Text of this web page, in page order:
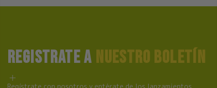
REGISTRATE A NUESTRO BOLETÍN
Regístrate con nosotros y entérate de los lanzamientos,